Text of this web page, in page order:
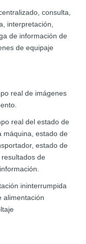
consulta,
interpretación,
de información de
de equipaje
real de imágenes
real del estado de
máquina, estado de
estado de
de
ininterrumpida
alimentación